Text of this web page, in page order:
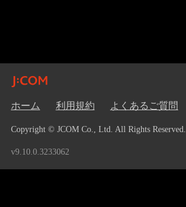
ホーム 利用規約 よくあるご質問
Copyright © JCOM Co., Ltd. All Rights Reserved.
v9.10.0.3233062